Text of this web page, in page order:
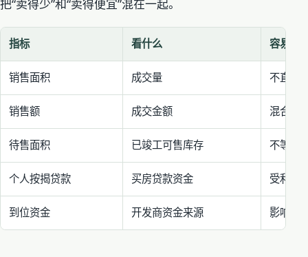
把“卖得少”和“卖得便宜”混在一起。
指标 看什么 容易误
销售面积 成交量 不直接
销售额 成交金额 混合价
待售面积 已竣工可售库存 不等于
个人按揭贷款 买房贷款资金 受利率
到位资金 开发商资金来源 影响施